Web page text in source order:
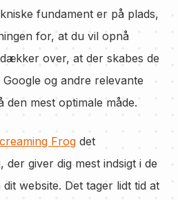
fundament er på plads,
for, at du vil opnå
over, at der skabes de
og andre relevante
den mest optimale måde.
Frog det
giver dig mest indsigt i de
website. Det tager lidt tid at